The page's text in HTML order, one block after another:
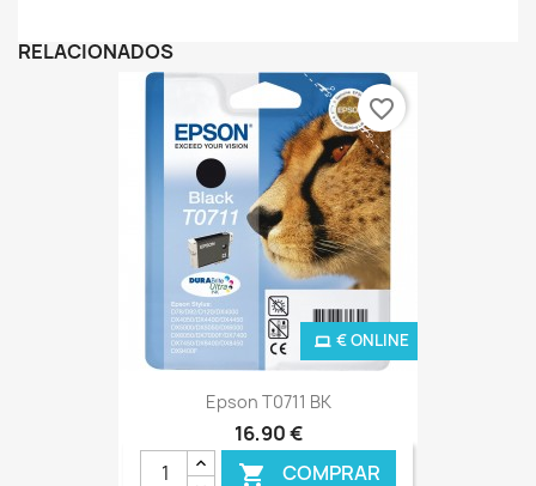
RELACIONADOS
Epson T0711 BK
16,90 €
 COMPRAR
€ ONLINE
favorite_border